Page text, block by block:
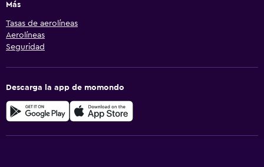
Más
Tasas de aerolíneas
Aerolíneas
Seguridad
Descarga la app de momondo